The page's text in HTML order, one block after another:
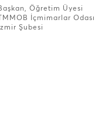
Öğretim Üyesi
TMMOB İçmimarlar Odası
İzmir Şubesi